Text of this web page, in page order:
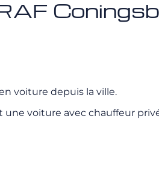
voiture depuis la ville.
une voiture avec chauffeur